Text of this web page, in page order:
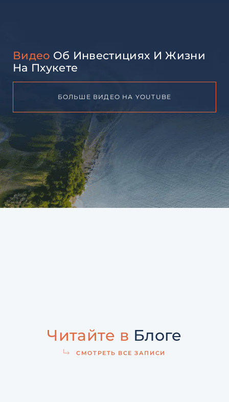
Видео Об Инвестициях И Жизни
На Пхукете
БОЛЬШЕ ВИДЕО НА YOUTUBE
Читайте в Блоге
СМОТРЕТЬ ВСЕ ЗАПИСИ